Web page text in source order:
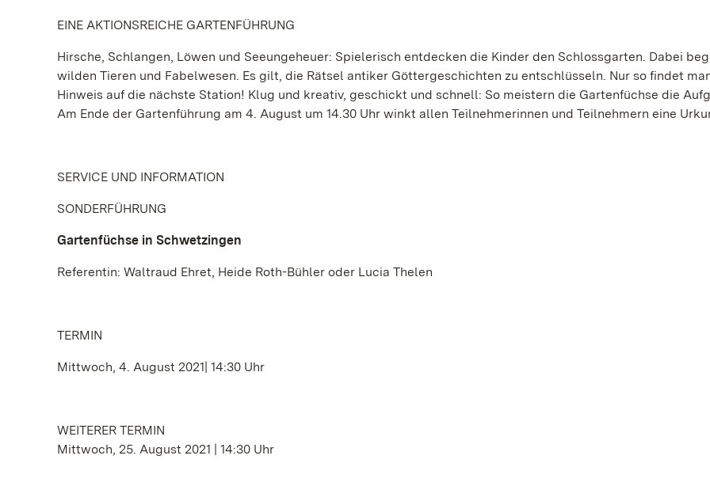
EINE AKTIONSREICHE GARTENFÜHRUNG
Hirsche, Schlangen, Löwen und Seeungeheuer: Spielerisch entdecken die Kinder den Schlossgarten. Dabei
wilden Tieren und Fabelwesen. Es gilt, die Rätsel antiker Göttergeschichten zu entschlüsseln. Nur so findet
Hinweis auf die nächste Station! Klug und kreativ, geschickt und schnell: So meistern die Gartenfüchse die
Am Ende der Gartenführung am 4. August um 14.30 Uhr winkt allen Teilnehmerinnen und Teilnehmern eine
SERVICE UND INFORMATION
SONDERFÜHRUNG
Gartenfüchse in Schwetzingen
Referentin: Waltraud Ehret, Heide Roth-Bühler oder Lucia Thelen
TERMIN
Mittwoch, 4. August 2021| 14:30 Uhr
WEITERER TERMIN
Mittwoch, 25. August 2021 | 14:30 Uhr